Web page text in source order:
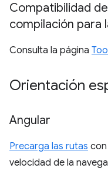
Compatibilidad
compilación para
Consulta la página
Orientación
Angular
Precarga las rutas
velocidad de la